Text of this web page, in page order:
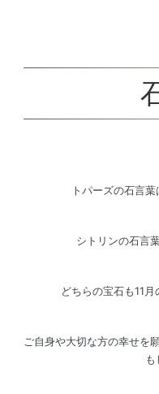
トパーズの石言
シトリンの石言
どちらの宝石も11月
ご自身や大切な方の幸せを
も